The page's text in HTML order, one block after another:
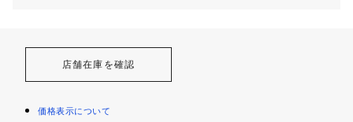
店舗在庫を確認
価格表示について